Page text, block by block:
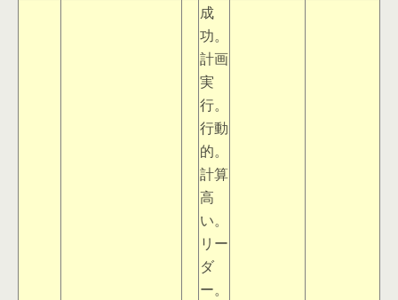
成
功。
計画
実
行。
行動
的。
計算
高
い。
リー
ダ
ー。